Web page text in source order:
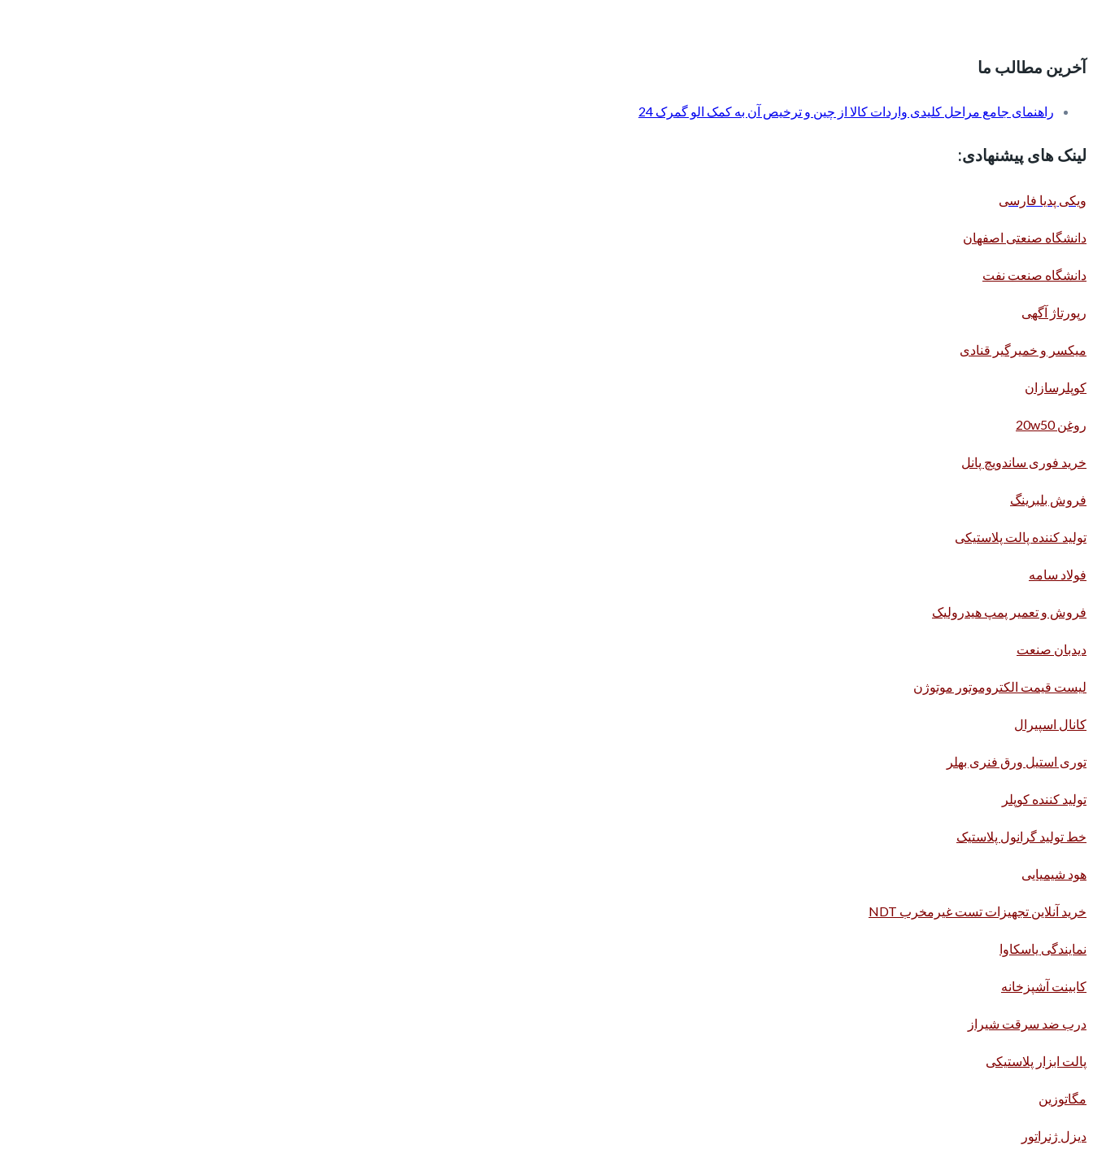
آخرین مطالب ما
راهنمای جامع مراحل کلیدی واردات کالا از چین و ترخیص آن به کمک الو گمرک 24
لینک های پیشنهادی:
ویکی پدیا فارسی
دانشگاه صنعتی اصفهان
دانشگاه صنعت نفت
رپورتاژ آگهی
میکسر و خمیرگیر قنادی
کوپلرسازان
روغن 20w50
خرید فوری ساندویچ پانل
فروش بلبرینگ
تولید کننده پالت پلاستیکی
فولاد سامه
فروش و تعمیر پمپ هیدرولیک
دیدبان صنعت
لیست قیمت الکتروموتور موتوژن
کانال اسپیرال
توری استیل ورق فنری بهلر
تولید کننده کوپلر
خط تولید گرانول پلاستیک
هود شیمیایی
خرید آنلاین تجهیزات تست غیرمخرب NDT
نمایندگی یاسکاوا
کابینت آشپزخانه
درب ضد سرقت شیراز
پالت ابزار پلاستیکی
مگاتوزین
دیزل ژنراتور